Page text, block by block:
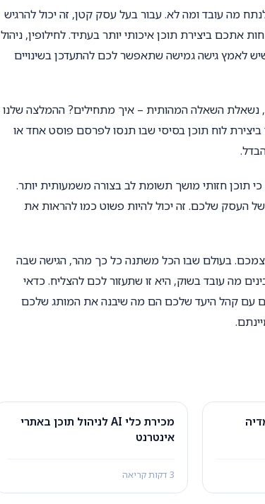
מה עובד ומה לא. עבור בעל עסק קטן, זה יכול להרגיש
אתכם ביצירת תוכן איכותי יותר בעתיד. לחילופין, ניהול
לאמץ גישה גמישה שתאפשר לכם להתעדכן בשינויים
נשאלת השאלה המהותית – איך מתחילים? ההמלצה שלנו
ביצירת לוח תוכן בסיסי שבו תנסו לפרסם פוסט אחד או
תוכן חזותי מושך תשומת לב בצורה משמעותית יותר.
העסק שלכם. זה יכול להיות פשוט כמו להראות את
עצמכם. בעולם שבו הכל משתנה כל כך מהר, הגישה שבה
מה עובד בשוק, היא זו שתעזור לכם להצליח. כדאי
עם קהל היעד שלכם הם מה שיבנה את המותג שלכם
מכירת כלי AI לניהול תוכן באתרי
אינטרנט
3 דקות קריאה